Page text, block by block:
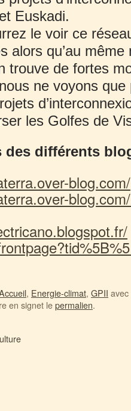
Euskadi.
le voir ce
alors qu’au
trouve de fortes
ne voyons
les Golfes de
des différents
blog.com/
, Energie-climat, GPII
en signet lepermalien.